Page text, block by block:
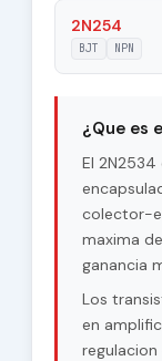
Junction
Power
(Pc)
Forward
Transfer
2N254
BJT NPN
¿Que es
El 2N2534
colector-
maxima
ganancia
Los
en